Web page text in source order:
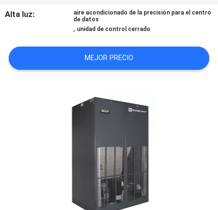
PIDA
CITA
Alta luz:
aire acondicionado de la precisión para el centro
de datos
, unidad de control cerrado
MEJOR PRECIO